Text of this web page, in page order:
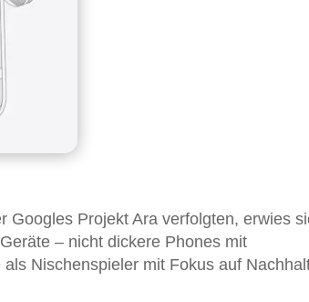
Googles Projekt Ara verfolgten, erwies
– nicht dickere Phones mit
Nischenspieler mit Fokus auf